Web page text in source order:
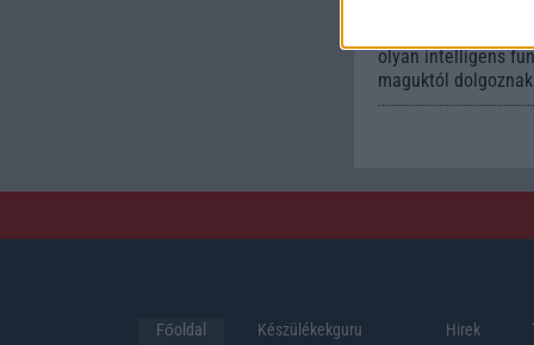
Sok felhasználó
olyan intelligens
maguktól
Főoldal Készülékekguru Hirek